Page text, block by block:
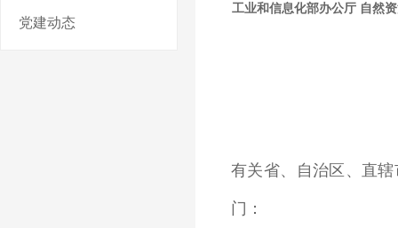
党建动态
工业和信息化部办公厅 自然
有关省、自治区、直
门：